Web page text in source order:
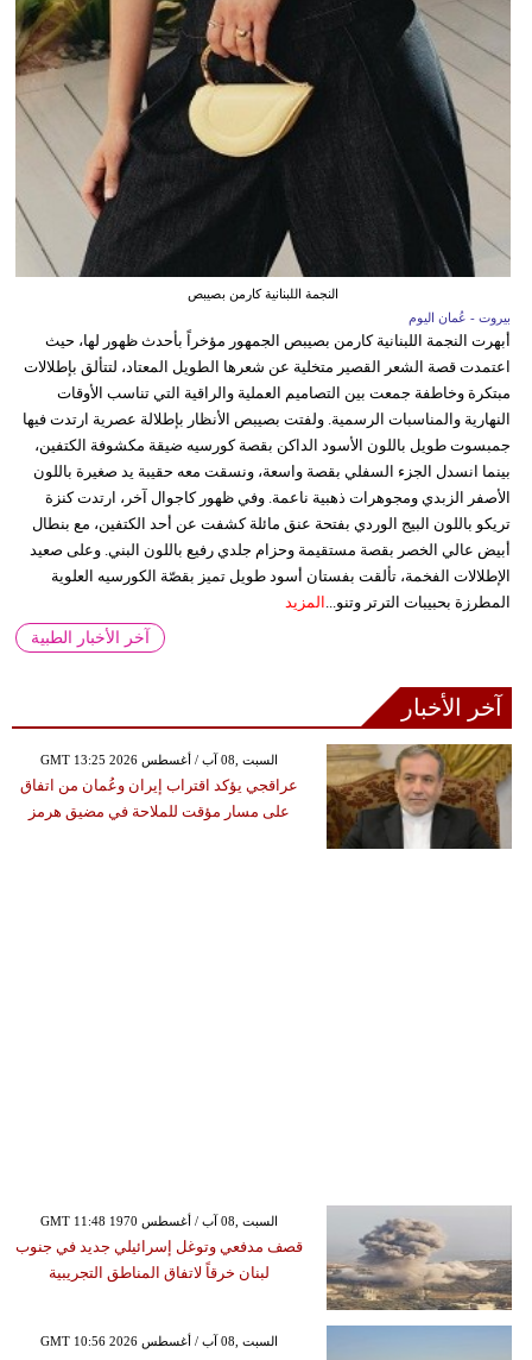
النجمة اللبنانية كارمن بصيبص
بيروت - عُمان اليوم
أبهرت النجمة اللبنانية كارمن بصيبص الجمهور مؤخراً بأحدث ظهور لها، حيث
اعتمدت قصة الشعر القصير متخلية عن شعرها الطويل المعتاد، لتتألق بإطلالات
مبتكرة وخاطفة جمعت بين التصاميم العملية والراقية التي تناسب الأوقات
النهارية والمناسبات الرسمية. ولفتت بصيبص الأنظار بإطلالة عصرية ارتدت فيها
جمبسوت طويل باللون الأسود الداكن بقصة كورسيه ضيقة مكشوفة الكتفين،
بينما انسدل الجزء السفلي بقصة واسعة، ونسقت معه حقيبة يد صغيرة باللون
الأصفر الزبدي ومجوهرات ذهبية ناعمة. وفي ظهور كاجوال آخر، ارتدت كنزة
تريكو باللون البيج الوردي بفتحة عنق مائلة كشفت عن أحد الكتفين، مع بنطال
أبيض عالي الخصر بقصة مستقيمة وحزام جلدي رفيع باللون البني. وعلى صعيد
الإطلالات الفخمة، تألقت بفستان أسود طويل تميز بقصّة الكورسيه العلوية
المطرزة بحبيبات الترتر وتنو... المزيد
آخر الأخبار الطبية
آخر الأخبار
GMT 13:25 2026 السبت ,08 آب / أغسطس
عراقجي يؤكد اقتراب إيران وعُمان من اتفاق
على مسار مؤقت للملاحة في مضيق هرمز
GMT 11:48 1970 السبت ,08 آب / أغسطس
قصف مدفعي وتوغل إسرائيلي جديد في جنوب
لبنان خرقاً لاتفاق المناطق التجريبية
GMT 10:56 2026 السبت ,08 آب / أغسطس